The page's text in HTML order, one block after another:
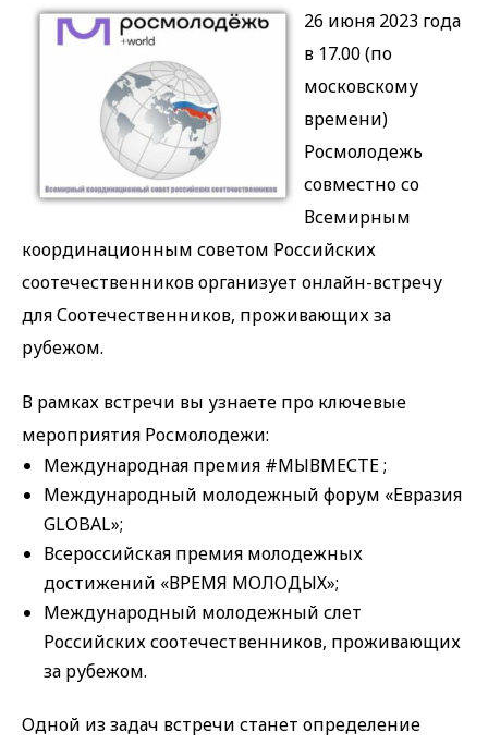
26 июня 2023 года
в 17.00 (по
московскому
времени)
Росмолодежь
совместно со
Всемирным
координационным советом Российских
соотечественников организует онлайн-встречу
для Соотечественников, проживающих за
рубежом.
В рамках встречи вы узнаете про ключевые
мероприятия Росмолодежи:
Международная премия #МЫВМЕСТЕ ;
Международный молодежный форум «Евразия
GLOBAL»;
Всероссийская премия молодежных
достижений «ВРЕМЯ МОЛОДЫХ»;
Международный молодежный слет
Российских соотечественников, проживающих
за рубежом.
Одной из задач встречи станет определение